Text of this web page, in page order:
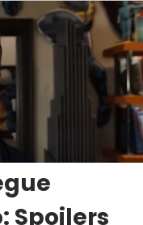
Spoilers